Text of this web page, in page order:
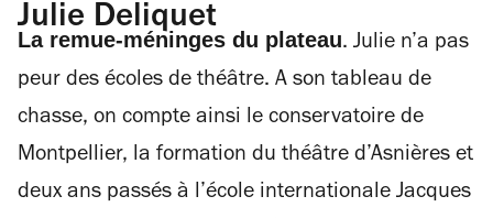
Julie Deliquet
La remue-méninges du plateau. Julie n’a pas
peur des écoles de théâtre. A son tableau de
chasse, on compte ainsi le conservatoire de
Montpellier, la formation du théâtre d’Asnières et
deux ans passés à l’école internationale Jacques